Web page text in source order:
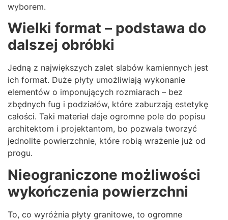
wyborem.
Wielki format – podstawa do
dalszej obróbki
Jedną z największych zalet slabów kamiennych jest
ich format. Duże płyty umożliwiają wykonanie
elementów o imponujących rozmiarach – bez
zbędnych fug i podziałów, które zaburzają estetykę
całości. Taki materiał daje ogromne pole do popisu
architektom i projektantom, bo pozwala tworzyć
jednolite powierzchnie, które robią wrażenie już od
progu.
Nieograniczone możliwości
wykończenia powierzchni
To, co wyróżnia płyty granitowe, to ogromne